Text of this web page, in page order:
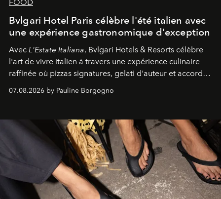
FOOD
Bvlgari Hotel Paris célèbre l'été italien avec
une expérience gastronomique d'exception
Avec L'Estate Italiana, Bvlgari Hotels & Resorts célèbre
l'art de vivre italien à travers une expérience culinaire
raffinée où pizzas signatures, gelati d'auteur et accords
d'exception composent un véritable voyage sensoriel.
07.08.2026 by Pauline Borgogno